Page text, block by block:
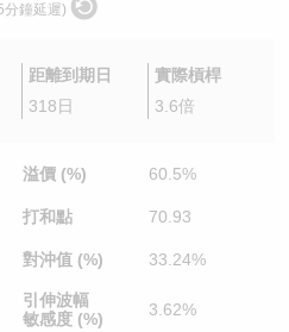
鐘延遲)
距離到期日
318日
實際槓桿
3.6倍
溢價 (%) 60.5%
打和點 70.93
對沖值 (%) 33.24%
引伸波幅
敏感度 (%)
3.62%